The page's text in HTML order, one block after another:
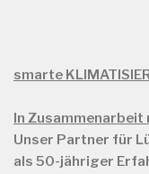
smarte
In Zusammenarbeit
Unser Partner für
als 50-jähriger